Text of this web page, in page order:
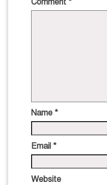
Name *
Email *
Website